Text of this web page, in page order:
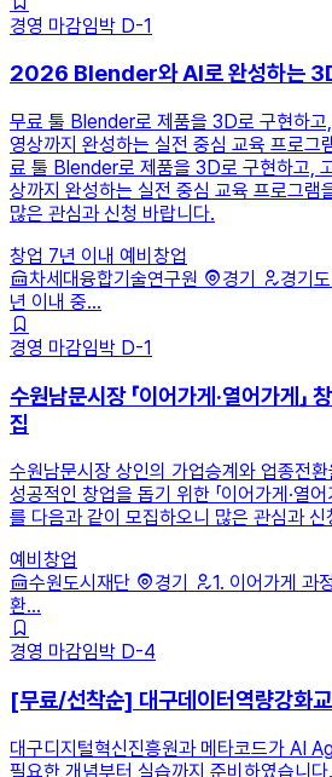
경영 마감임박 D-1
2026 Blender와 AI로 완성하는
무료 툴 Blender로 제품을 3D로 구현하고
영상까지 완성하는 실전 중심 교육 프로그
료 툴 Blender로 제품을 3D로 구현하고,
상까지 완성하는 실전 중심 교육 프로그램
많은 관심과 신청 바랍니다.
창업 7년 이내 예비창업
차세대융합기술연구원
경기
경기
년 이내 중...
경영 마감임박 D-1
수원남문시장 「이어가게·열어가게」
집
수원남문시장 상인의 가업승계와 업종전
성공적인 창업을 돕기 위한 「이어가게·열
를 다음과 같이 모집하오니 많은 관심과 신
예비창업
수원도시재단
경기
1. 이어가게 과
환...
경영 마감임박 D-4
[무료/선착순] 대구데이터역량강화
대구디지털혁신진흥원과 메타코드가 AI
필요한 개념부터 실습까지 준비하였습니